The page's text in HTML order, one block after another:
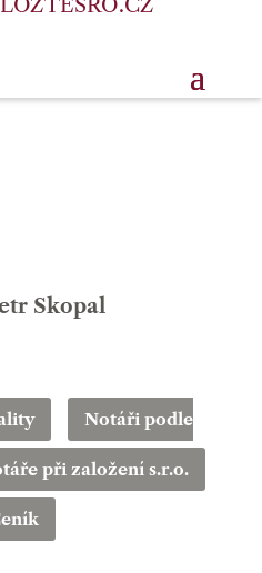
Skopal
Notáři podle
při založení s.r.o.